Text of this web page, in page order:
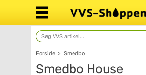
Forside > Smedbo
Smedbo House